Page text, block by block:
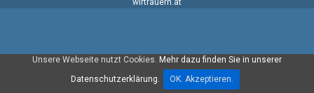
Unsere Webseite nutzt Cookies. Mehr dazu finden Sie in unserer
Datenschutzerklärung.
OK. Akzeptieren.
wirtrauern.at